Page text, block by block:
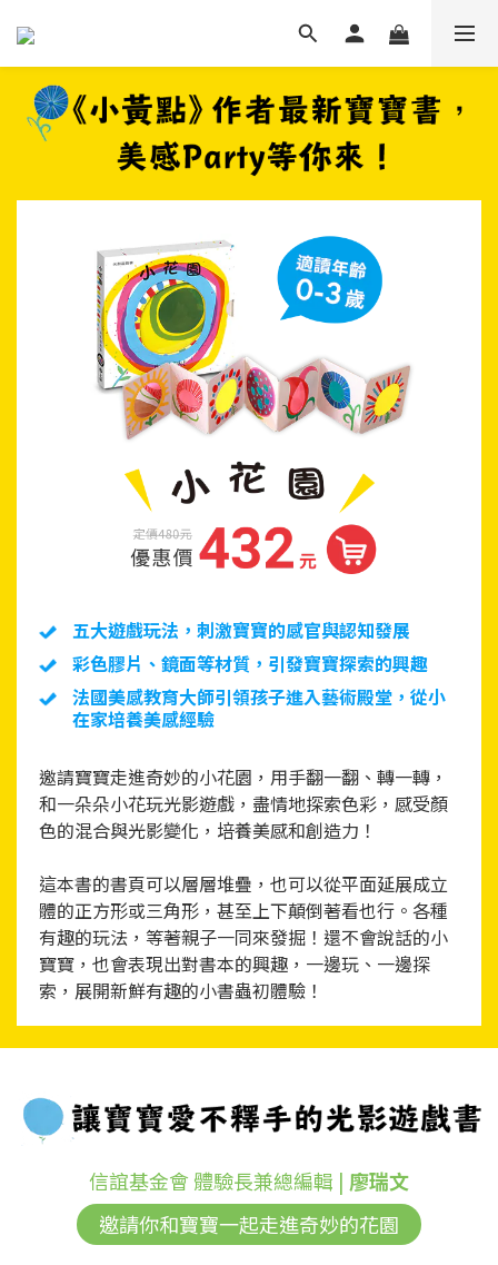
五大遊戲玩法，刺激寶寶的感官與認知發展
彩色膠片、鏡面等材質，引發寶寶探索的興趣
法國美感教育大師引領孩子進入藝術殿堂，從小
在家培養美感經驗
邀請寶寶走進奇妙的小花園，用手翻一翻、轉一轉，
和一朵朵小花玩光影遊戲，盡情地探索色彩，感受顏
色的混合與光影變化，培養美感和創造力！
這本書的書頁可以層層堆疊，也可以從平面延展成立
體的正方形或三角形，甚至上下顛倒著看也行。各種
有趣的玩法，等著親子一同來發掘！還不會說話的小
寶寶，也會表現出對書本的興趣，一邊玩、一邊探
索，展開新鮮有趣的小書蟲初體驗！
信誼基金會 體驗長兼總編輯 | 廖瑞文
邀請你和寶寶一起走進奇妙的花園